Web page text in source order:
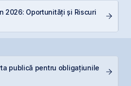
2026: Oportunități și Riscuri
publică pentru obligațiunile